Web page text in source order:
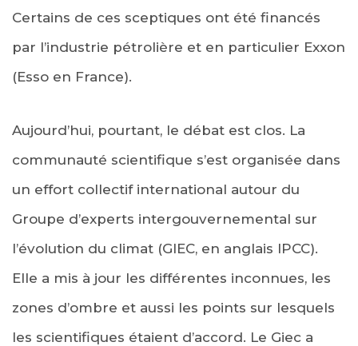
Certains de ces sceptiques ont été financés
par l’industrie pétrolière et en particulier Exxon
(Esso en France).
Aujourd’hui, pourtant, le débat est clos. La
communauté scientifique s’est organisée dans
un effort collectif international autour du
Groupe d’experts intergouvernemental sur
l’évolution du climat (GIEC, en anglais IPCC).
Elle a mis à jour les différentes inconnues, les
zones d’ombre et aussi les points sur lesquels
les scientifiques étaient d’accord. Le Giec a